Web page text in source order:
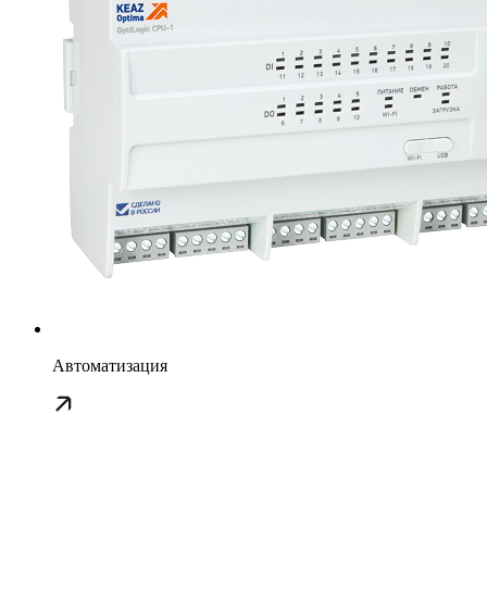
Автоматизация